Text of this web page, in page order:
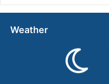
Weather